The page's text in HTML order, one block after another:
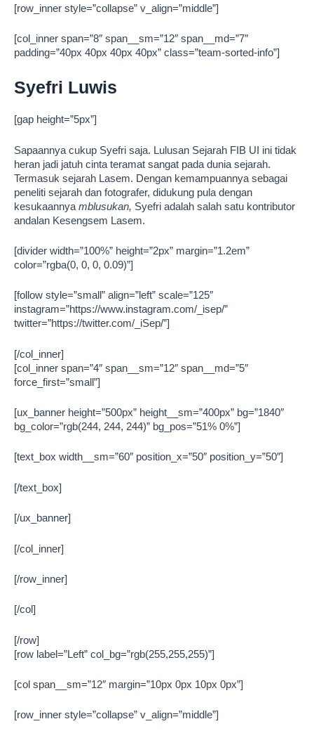
[row_inner style=”collapse” v_align=”middle”]
[col_inner span=”8″ span__sm=”12″ span__md=”7″
padding=”40px 40px 40px 40px” class=”team-sorted-info”]
Syefri Luwis
[gap height=”5px”]
Sapaannya cukup Syefri saja. Lulusan Sejarah FIB UI ini tidak
heran jadi jatuh cinta teramat sangat pada dunia sejarah.
Termasuk sejarah Lasem. Dengan kemampuannya sebagai
peneliti sejarah dan fotografer, didukung pula dengan
kesukaannya mblusukan, Syefri adalah salah satu kontributor
andalan Kesengsem Lasem.
[divider width=”100%” height=”2px” margin=”1.2em”
color=”rgba(0, 0, 0, 0.09)”]
[follow style=”small” align=”left” scale=”125″
instagram=”https://www.instagram.com/_isep/”
twitter=”https://twitter.com/_iSep/”]
[/col_inner]
[col_inner span=”4″ span__sm=”12″ span__md=”5″
force_first=”small”]
[ux_banner height=”500px” height__sm=”400px” bg=”1840″
bg_color=”rgb(244, 244, 244)” bg_pos=”51% 0%”]
[text_box width__sm=”60″ position_x=”50″ position_y=”50″]
[/text_box]
[/ux_banner]
[/col_inner]
[/row_inner]
[/col]
[/row]
[row label=”Left” col_bg=”rgb(255,255,255)”]
[col span__sm=”12″ margin=”10px 0px 10px 0px”]
[row_inner style=”collapse” v_align=”middle”]